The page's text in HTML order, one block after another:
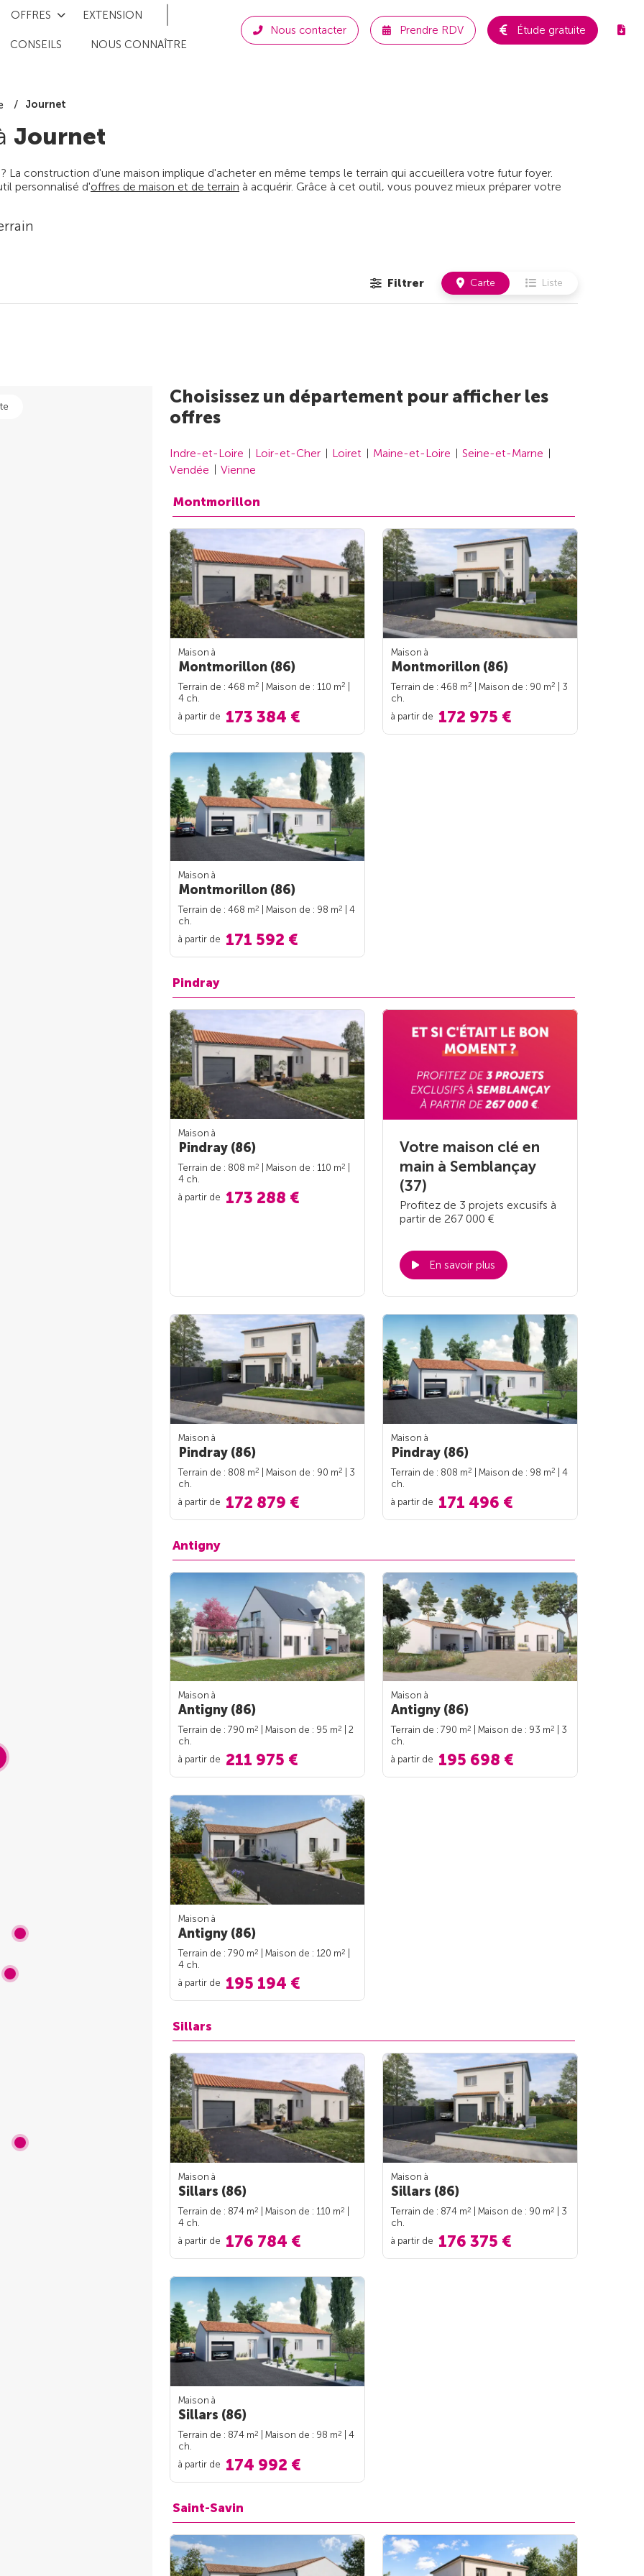
OFFRES EXTENSION
CONSEILS NOUS CONNAÎTRE
Nous contacter Prendre RDV Étude gratuite
Journet
Journet
La construction d'une maison implique d'acheter en même temps le terrain qui accueillera votre futur foyer.
personnalisé d'offres de maison et de terrain à acquérir. Grâce à cet outil, vous pouvez mieux préparer votre
Filtrer Carte Liste
Choisissez un département pour afficher les
offres
Indre-et-Loire Loir-et-Cher Loiret Maine-et-Loire
Seine-et-Marne
Vendée
Vienne
Montmorillon
Maison à
Montmorillon (86)
Terrain de : 468 m2 | Maison de : 110 m2
4 ch.
à partir de 173 384 €
Maison à
Montmorillon (86)
Terrain de : 468 m2 | Maison de : 90 m2
| 3
ch.
à partir de 172 975 €
Maison à
Montmorillon (86)
Terrain de : 468 m2 | Maison de : 98 m2
| 4
ch.
à partir de 171 592 €
Pindray
Maison à
Pindray (86)
Terrain de : 808 m2 | Maison de : 110 m2
4 ch.
à partir de 173 288 €
Votre maison clé en
main à Semblançay
(37)
Profitez de 3 projets excusifs à
partir de 267 000 €
En savoir plus
Maison à
Pindray (86)
Terrain de : 808 m2 | Maison de : 90 m2
| 3
ch.
à partir de 172 879 €
Maison à
Pindray (86)
Terrain de : 808 m2 | Maison de : 98 m2
| 4
ch.
à partir de 171 496 €
Antigny
Maison à
Antigny (86)
Terrain de : 790 m2 | Maison de : 95 m2
| 2
ch.
à partir de 211 975 €
Maison à
Antigny (86)
Terrain de : 790 m2 | Maison de : 93 m2
| 3
ch.
à partir de 195 698 €
Maison à
Antigny (86)
Terrain de : 790 m2 | Maison de : 120 m2
4 ch.
à partir de 195 194 €
Sillars
Maison à
Sillars (86)
Terrain de : 874 m2 | Maison de : 110 m2
4 ch.
à partir de 176 784 €
Maison à
Sillars (86)
Terrain de : 874 m2 | Maison de : 90 m2
| 3
ch.
à partir de 176 375 €
Maison à
Sillars (86)
Terrain de : 874 m2 | Maison de : 98 m2
| 4
ch.
à partir de 174 992 €
Saint-Savin